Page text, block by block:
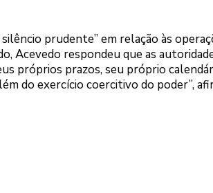
prudente” em relação às
Acevedo respondeu que as
próprios prazos, seu próprio
do exercício coercitivo do poder”,